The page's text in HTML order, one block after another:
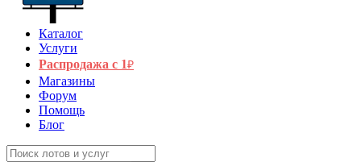
Каталог
Услуги
Распродажа с 1₽
Магазины
Форум
Помощь
Блог